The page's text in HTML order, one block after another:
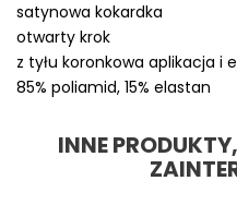
satynowa kokardka
otwarty krok
z tyłu koronkowa aplikacja i
85% poliamid, 15% elastan
INNE